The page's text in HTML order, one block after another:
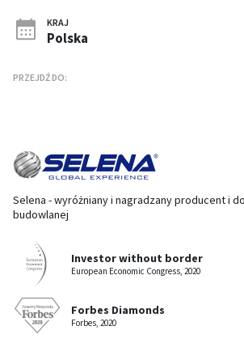
KRAJ
Polska
PRZEJDŹ DO:
Selena - wyróżniany i nagradzany producent i
budowlanej
Investor without border
European Economic Congress, 2020
Forbes Diamonds
Forbes, 2020